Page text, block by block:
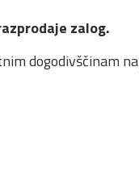
zalog.
dogodivščinam